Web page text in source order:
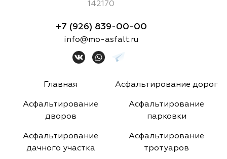
142170
+7 (926) 839-00-00
info@mo-asfalt.ru
Главная Асфальтирование дорог
Асфальтирование
дворов
Асфальтирование
парковки
Асфальтирование
дачного участка
Асфальтирование
тротуаров